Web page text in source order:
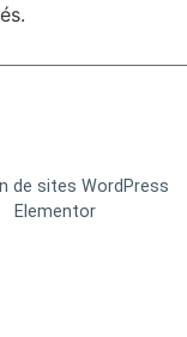
de sites WordPress
Elementor